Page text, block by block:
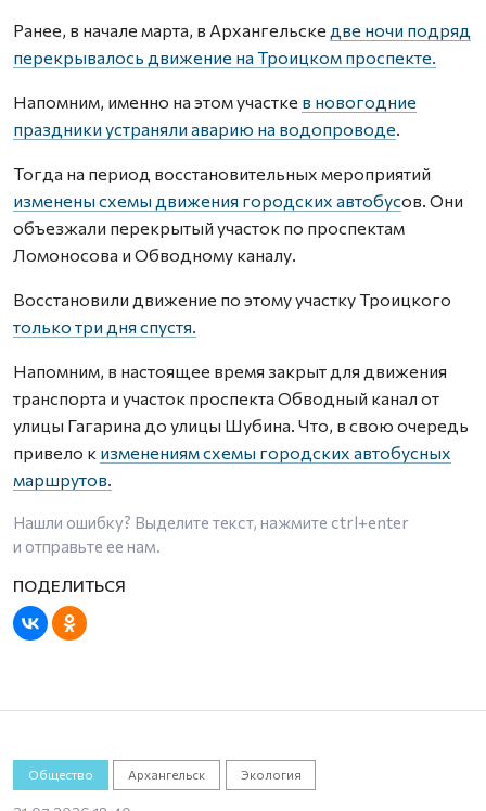
Ранее, в начале марта, в Архангельске две ночи подряд
перекрывалось движение на Троицком проспекте.
Напомним, именно на этом участке в новогодние
праздники устраняли аварию на водопроводе.
Тогда на период восстановительных мероприятий
изменены схемы движения городских автобусов. Они
объезжали перекрытый участок по проспектам
Ломоносова и Обводному каналу.
Восстановили движение по этому участку Троицкого
только три дня спустя.
Напомним, в настоящее время закрыт для движения
транспорта и участок проспекта Обводный канал от
улицы Гагарина до улицы Шубина. Что, в свою очередь
привело к изменениям схемы городских автобусных
маршрутов.
Нашли ошибку? Выделите текст, нажмите ctrl+enter
и отправьте ее нам.
Общество Архангельск Экология